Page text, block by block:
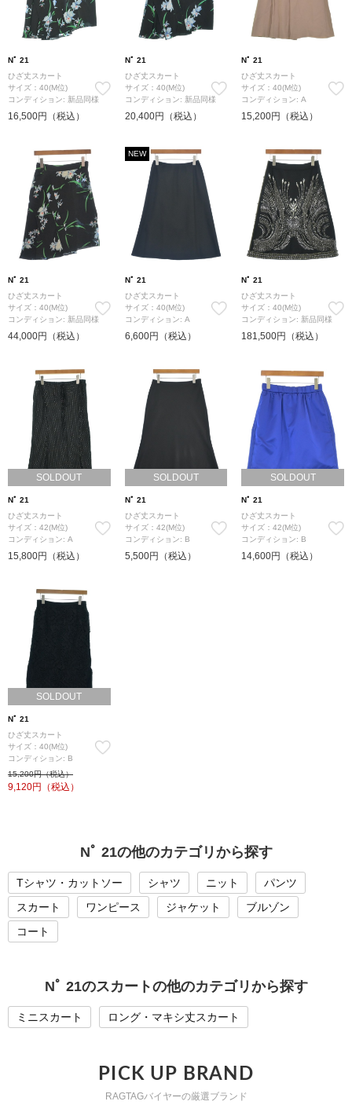
Nﾟ 21
ひざ丈スカート
サイズ：40(M位)
コンディション: 新品同様
16,500円（税込）
Nﾟ 21
ひざ丈スカート
サイズ：40(M位)
コンディション: 新品同様
20,400円（税込）
Nﾟ 21
ひざ丈スカート
サイズ：40(M位)
コンディション: A
15,200円（税込）
Nﾟ 21
ひざ丈スカート
サイズ：40(M位)
コンディション: 新品同様
44,000円（税込）
NEW
Nﾟ 21
ひざ丈スカート
サイズ：40(M位)
コンディション: A
6,600円（税込）
Nﾟ 21
ひざ丈スカート
サイズ：40(M位)
コンディション: 新品同様
181,500円（税込）
SOLDOUT
Nﾟ 21
ひざ丈スカート
サイズ：42(M位)
コンディション: A
15,800円（税込）
SOLDOUT
Nﾟ 21
ひざ丈スカート
サイズ：42(M位)
コンディション: B
5,500円（税込）
SOLDOUT
Nﾟ 21
ひざ丈スカート
サイズ：42(M位)
コンディション: B
14,600円（税込）
SOLDOUT
Nﾟ 21
ひざ丈スカート
サイズ：40(M位)
コンディション: B
15,200円（税込）
9,120円（税込）
Nﾟ 21の他のカテゴリから探す
Tシャツ・カットソー シャツ ニット
パンツ
スカート
ワンピース ジャケット
ブルゾン
コート
Nﾟ 21のスカートの他のカテゴリから探す
ミニスカート ロング・マキシ丈スカート
PICK UP BRAND
RAGTAGバイヤーの厳選ブランド